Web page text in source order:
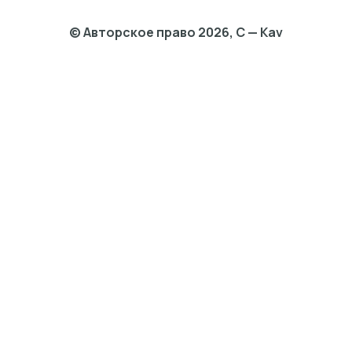
© Авторское право 2026, C — Kav